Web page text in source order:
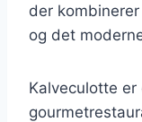
der
og det
Kalveculotte